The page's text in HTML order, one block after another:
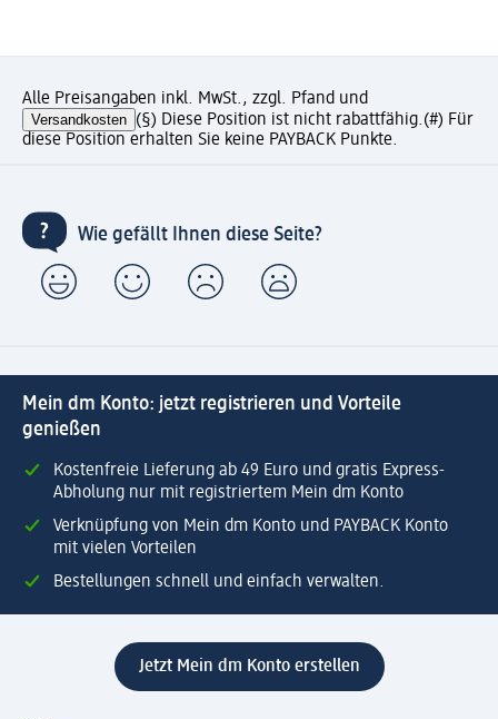
Alle Preisangaben inkl. MwSt., zzgl. Pfand und
Versandkosten (§) Diese Position ist nicht rabattfähig.(#) Für
diese Position erhalten Sie keine PAYBACK Punkte.
Wie gefällt Ihnen diese Seite?
Mein dm Konto: jetzt registrieren und Vorteile
genießen
Kostenfreie Lieferung ab 49 Euro und gratis Express-
Abholung nur mit registriertem Mein dm Konto
Verknüpfung von Mein dm Konto und PAYBACK Konto
mit vielen Vorteilen
Bestellungen schnell und einfach verwalten.
Jetzt Mein dm Konto erstellen